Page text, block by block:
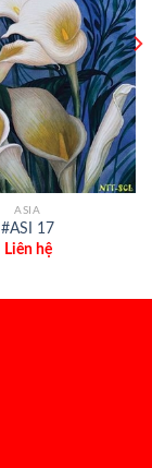
ASIA
#ASI 17
Liên hệ